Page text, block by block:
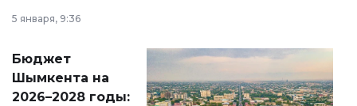
принести
народу
Венесуэлы.
5 января, 9:36
Бюджет
Шымкента на
2026–2028 годы: